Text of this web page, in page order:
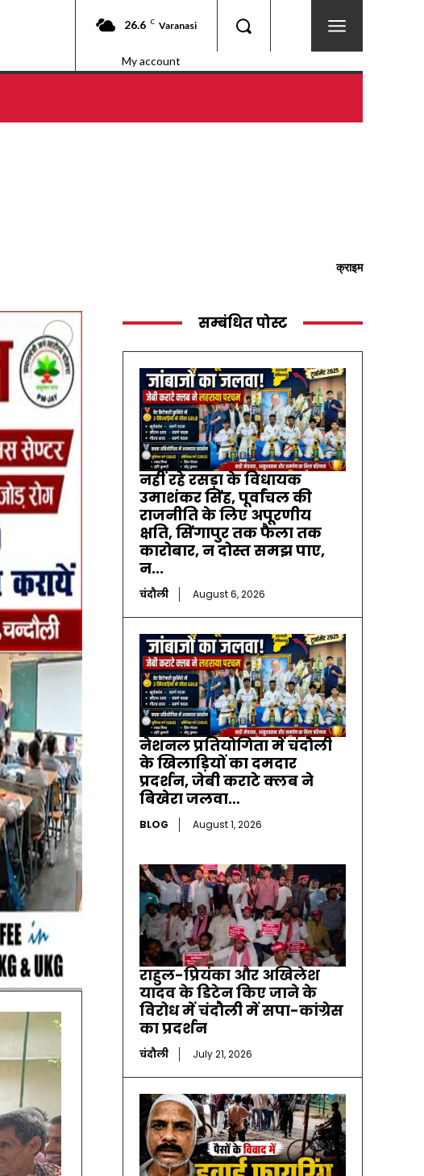
26.6 C Varanasi
My account
क्राइम
सम्बंधित पोस्ट
नहीं रहे रसड़ा के विधायक
उमाशंकर सिंह, पूर्वांचल की
राजनीति के लिए अपूरणीय
क्षति, सिंगापुर तक फैला तक
कारोबार, न दोस्त समझ पाए,
न...
चंदौली August 6, 2026
नेशनल प्रतियोगिता में चंदौली
के खिलाड़ियों का दमदार
प्रदर्शन, जेबी कराटे क्लब ने
बिखेरा जलवा…
BLOG August 1, 2026
राहुल-प्रियंका और अखिलेश
यादव के डिटेन किए जाने के
विरोध में चंदौली में सपा-कांग्रेस
का प्रदर्शन
चंदौली July 21, 2026